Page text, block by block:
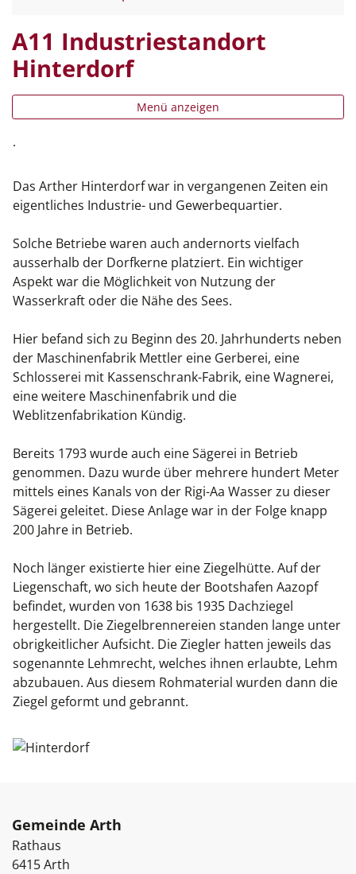
A11 Industriestandort
Hinterdorf
Menü anzeigen
.
Das Arther Hinterdorf war in vergangenen Zeiten ein
eigentliches Industrie- und Gewerbequartier.
Solche Betriebe waren auch andernorts vielfach
ausserhalb der Dorfkerne platziert. Ein wichtiger
Aspekt war die Möglichkeit von Nutzung der
Wasserkraft oder die Nähe des Sees.
Hier befand sich zu Beginn des 20. Jahrhunderts neben
der Maschinenfabrik Mettler eine Gerberei, eine
Schlosserei mit Kassenschrank-Fabrik, eine Wagnerei,
eine weitere Maschinenfabrik und die
Weblitzenfabrikation Kündig.
Bereits 1793 wurde auch eine Sägerei in Betrieb
genommen. Dazu wurde über mehrere hundert Meter
mittels eines Kanals von der Rigi-Aa Wasser zu dieser
Sägerei geleitet. Diese Anlage war in der Folge knapp
200 Jahre in Betrieb.
Noch länger existierte hier eine Ziegelhütte. Auf der
Liegenschaft, wo sich heute der Bootshafen Aazopf
befindet, wurden von 1638 bis 1935 Dachziegel
hergestellt. Die Ziegelbrennereien standen lange unter
obrigkeitlicher Aufsicht. Die Ziegler hatten jeweils das
sogenannte Lehmrecht, welches ihnen erlaubte, Lehm
abzubauen. Aus diesem Rohmaterial wurden dann die
Ziegel geformt und gebrannt.
Gemeinde Arth
Rathaus
6415Arth